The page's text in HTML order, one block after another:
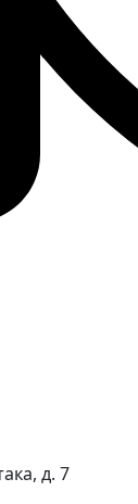
д. 7